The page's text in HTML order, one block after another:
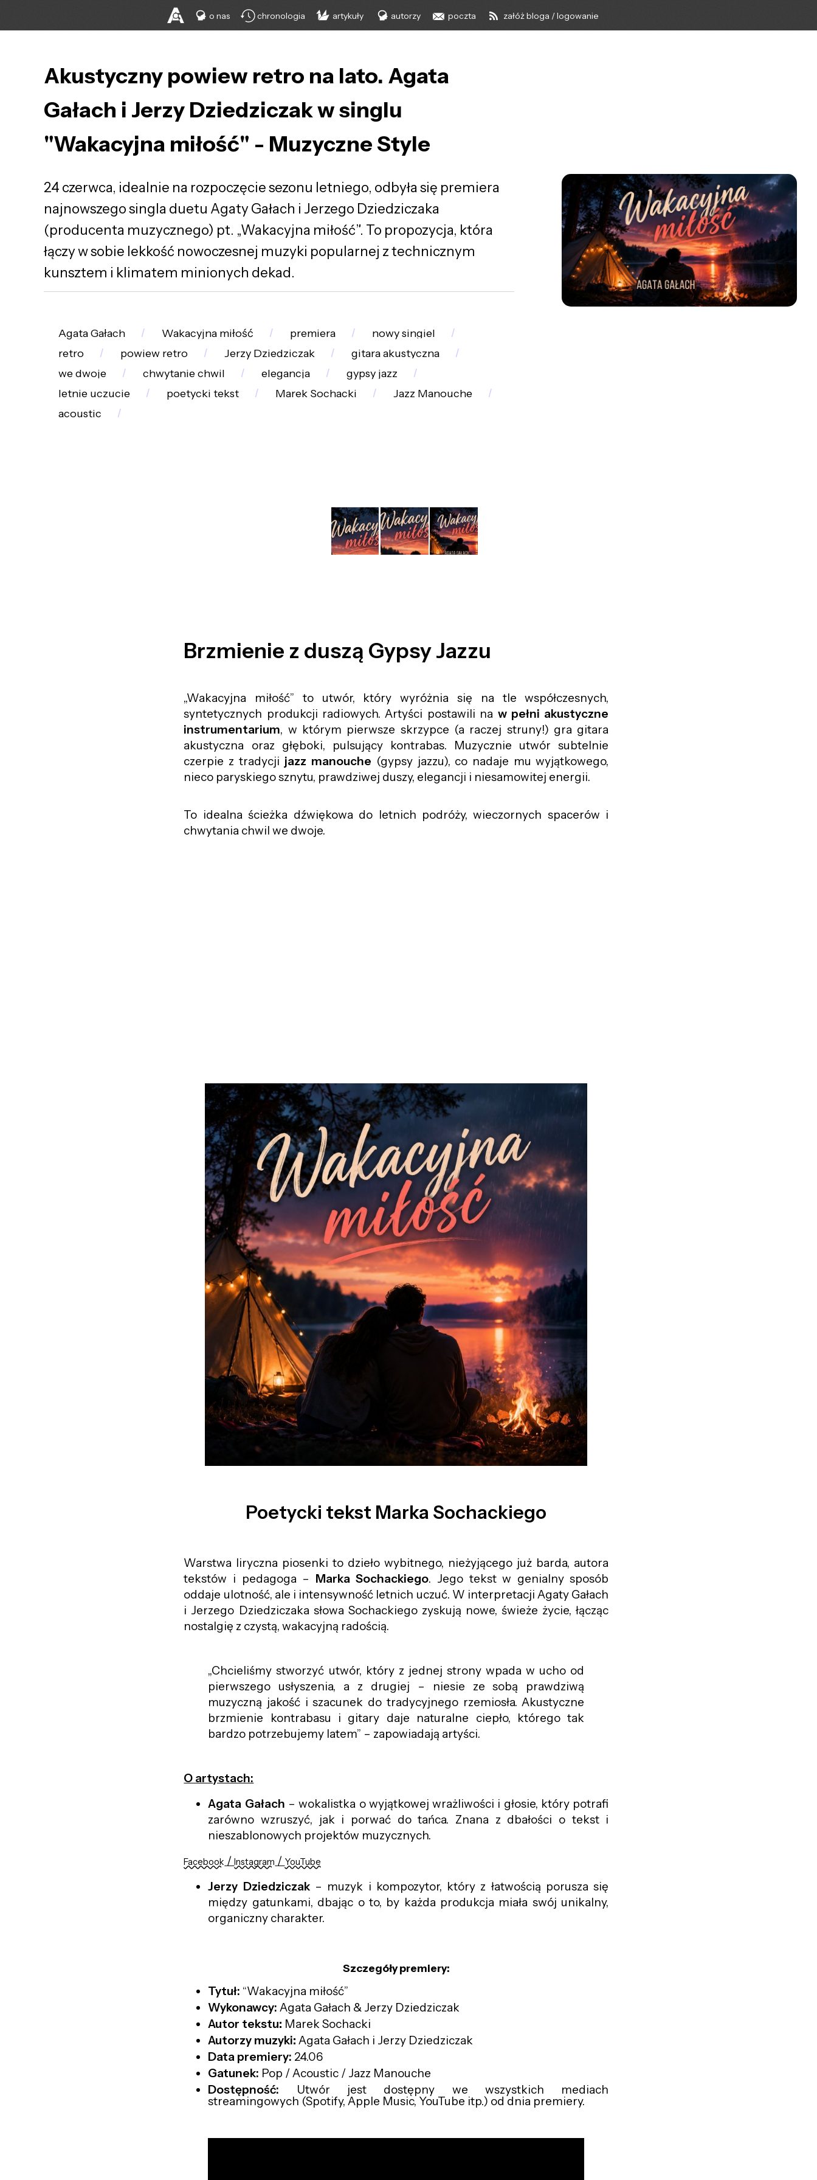
o nas chronologia artykuły autorzy poczta załóż bloga / logowanie
Akustyczny powiew retro na lato. Agata
Gałach i Jerzy Dziedziczak w singlu
"Wakacyjna miłość" - Muzyczne Style
24 czerwca, idealnie na rozpoczęcie sezonu letniego, odbyła się premiera
najnowszego singla duetu Agaty Gałach i Jerzego Dziedziczaka
(producenta muzycznego) pt. „Wakacyjna miłość”. To propozycja, która
łączy w sobie lekkość nowoczesnej muzyki popularnej z technicznym
kunsztem i klimatem minionych dekad.
Agata Gałach Wakacyjna miłość premiera
nowy singiel
retro
powiew retro Jerzy Dziedziczak
gitara akustyczna
we dwoje
chwytanie chwil elegancja
gypsy jazz
letnie uczucie
poetycki tekst Marek Sochacki
Jazz Manouche
acoustic
Brzmienie z duszą Gypsy Jazzu
„Wakacyjna miłość” to utwór, który wyróżnia się na tle współczesnych,
syntetycznych produkcji radiowych. Artyści postawili na w pełni akustyczne
instrumentarium, w którym pierwsze skrzypce (a raczej struny!) gra gitara
akustyczna oraz głęboki, pulsujący kontrabas. Muzycznie utwór subtelnie
czerpie z tradycji jazz manouche (gypsy jazzu), co nadaje mu wyjątkowego,
nieco paryskiego sznytu, prawdziwej duszy, elegancji i niesamowitej energii.
To idealna ścieżka dźwiękowa do letnich podróży, wieczornych spacerów i
chwytania chwil we dwoje.
Poetycki tekst Marka Sochackiego
Warstwa liryczna piosenki to dzieło wybitnego, nieżyjącego już barda, autora
tekstów i pedagoga – Marka Sochackiego. Jego tekst w genialny sposób
oddaje ulotność, ale i intensywność letnich uczuć. W interpretacji Agaty Gałach
i Jerzego Dziedziczaka słowa Sochackiego zyskują nowe, świeże życie, łącząc
nostalgię z czystą, wakacyjną radością.
„Chcieliśmy stworzyć utwór, który z jednej strony wpada w ucho od
pierwszego usłyszenia, a z drugiej – niesie ze sobą prawdziwą
muzyczną jakość i szacunek do tradycyjnego rzemiosła. Akustyczne
brzmienie kontrabasu i gitary daje naturalne ciepło, którego tak
bardzo potrzebujemy latem” – zapowiadają artyści.
O artystach:
Agata Gałach – wokalistka o wyjątkowej wrażliwości i głosie, który potrafi
zarówno wzruszyć, jak i porwać do tańca. Znana z dbałości o tekst i
nieszablonowych projektów muzycznych.
Facebook /Instagram / YouTube
Jerzy Dziedziczak– muzyk i kompozytor, który z łatwością porusza się
między gatunkami, dbając o to, by każda produkcja miała swój unikalny,
organiczny charakter.
Szczegóły premiery:
Tytuł: “Wakacyjna miłość”
Wykonawcy: Agata Gałach & Jerzy Dziedziczak
Autor tekstu: Marek Sochacki
Autorzy muzyki: Agata Gałach i Jerzy Dziedziczak
Data premiery: 24.06
Gatunek: Pop / Acoustic / Jazz Manouche
Dostępność: Utwór jest dostępny we wszystkich mediach
streamingowych (Spotify, Apple Music, YouTube itp.) od dnia premiery.